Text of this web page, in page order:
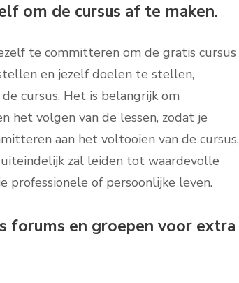
om de cursus af te maken.
te committeren om de gratis cursus
en jezelf doelen te stellen,
cursus. Het is belangrijk om
het volgen van de lessen, zodat je
aan het voltooien van de cursus,
zal leiden tot waardevolle
professionele of persoonlijke leven.
forums en groepen voor extra